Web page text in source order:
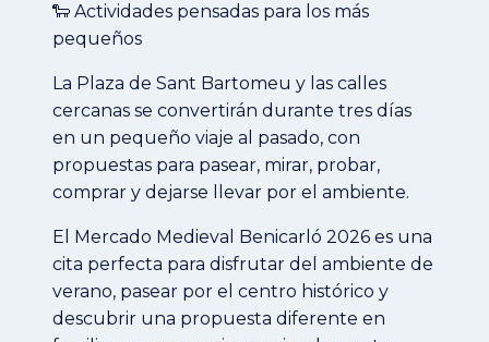
🐑 Actividades pensadas para los más
pequeños
La Plaza de Sant Bartomeu y las calles
cercanas se convertirán durante tres días
en un pequeño viaje al pasado, con
propuestas para pasear, mirar, probar,
comprar y dejarse llevar por el ambiente.
El Mercado Medieval Benicarló 2026 es una
cita perfecta para disfrutar del ambiente de
verano, pasear por el centro histórico y
descubrir una propuesta diferente en